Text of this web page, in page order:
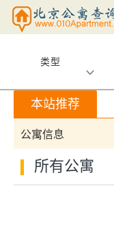
类型
本站推荐
公寓信息
所有公寓